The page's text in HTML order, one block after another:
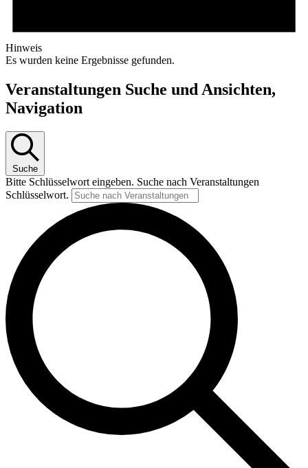
Hinweis
Es wurden keine Ergebnisse gefunden.
Veranstaltungen Suche und Ansichten,
Navigation
Suche
Bitte Schlüsselwort eingeben. Suche nach Veranstaltungen
Schlüsselwort.